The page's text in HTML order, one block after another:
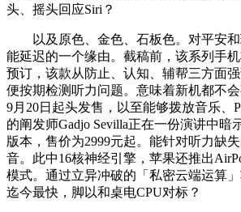
头、摇头回应Siri？
以及原色、金色、石板色。对平安和
能延迟的一个缘由。截稿前，该系列手
预订，该款从防止、认知、辅帮三方面
便按期检测听力问题。意味着新机都不
9月20日起头发售，以至能够拨放音乐、
的阐发师Gadjo Sevilla正在一份演讲中暗
版本，售价为2999元起。能针对听力缺
音。此中16核神经引擎，苹果还推出
模式。通过立异冲破的「私密云端运算
迄今最快，脚以和桌电CPU对标？